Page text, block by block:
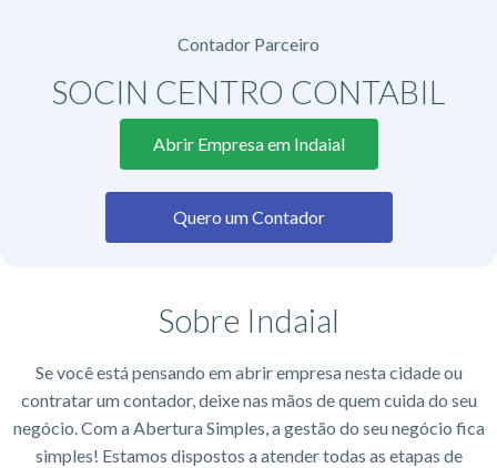
Contador Parceiro
SOCIN CENTRO CONTABIL
Abrir Empresa em Indaial
Quero um Contador
Sobre Indaial
Se você está pensando em abrir empresa nesta cidade ou
contratar um contador, deixe nas mãos de quem cuida do seu
negócio. Com a Abertura Simples, a gestão do seu negócio fica
simples! Estamos dispostos a atender todas as etapas de